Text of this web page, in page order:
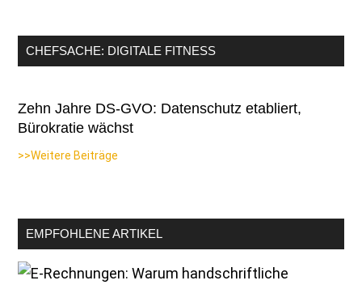
CHEFSACHE: DIGITALE FITNESS
Zehn Jahre DS-GVO: Datenschutz etabliert,
Bürokratie wächst
>>Weitere Beiträge
EMPFOHLENE ARTIKEL